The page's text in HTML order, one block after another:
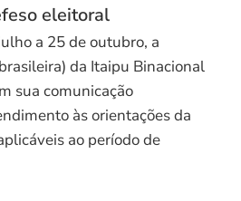
eleitoral
a 25 de outubro, a
da Itaipu Binacional
sua comunicação
às orientações da
ao período de